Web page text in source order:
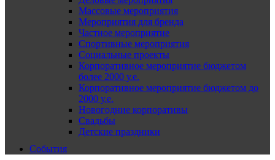
Массовые мероприятия
Мероприятия для бренда
Частное мероприятие
Спортивные мероприятия
Социальные проекты
Корпоративное мероприятие бюджетом
более 2000 у.е.
Корпоративное мероприятие бюджетом до
2000 у.е.
Новогодние корпоративы
Свадьбы
Детские праздники
События